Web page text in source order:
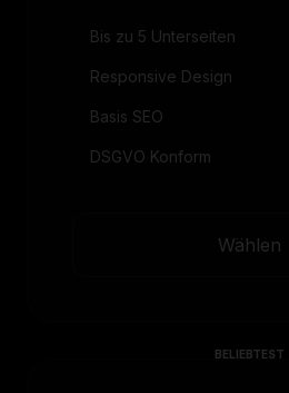
Bis zu 5 Unterseiten
Responsive Design
Basis SEO
DSGVO Konform
Wählen
BELIEBTEST